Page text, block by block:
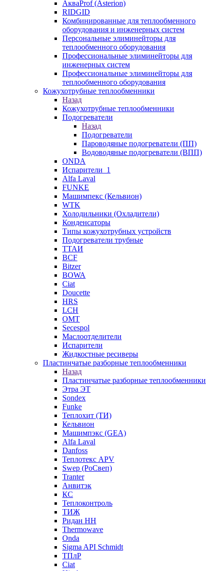
АкваProf (Asterion)
RIDGID
Комбинированные для теплообменного
оборудования и инженерных систем
Персональные элиминейторы для
теплообменного оборудования
Профессиональные элиминейторы для
инженерных систем
Профессиональные элиминейторы для
теплообменного оборудования
Кожухотрубные теплообменники
Назад
Кожухотрубные теплообменники
Подогреватели
Назад
Подогреватели
Пароводяные подогреватели (ПП)
Водоводяные подогреватели (ВПП)
ONDA
Испарители_1
Alfa Laval
FUNKE
Машимпекс (Кельвион)
WTK
Холодильники (Охладители)
Конденсаторы
Типы кожухотрубных устройств
Подогреватели трубные
ТТАИ
BCF
Bitzer
BOWA
Ciat
Doucette
HRS
LCH
OMT
Secespol
Маслоотделители
Испарители
Жидкостные ресиверы
Пластинчатые разборные теплообменники
Назад
Пластинчатые разборные теплообменники
Этра ЭТ
Sondex
Funke
Теплохит (ТИ)
Кельвион
Машимпэкс (GEA)
Alfa Laval
Danfoss
Теплотекс APV
Swep (РоСвеп)
Tranter
Анвитэк
КС
Теплоконтроль
ТИЖ
Ридан НН
Thermowave
Onda
Sigma API Schmidt
ТПлР
Ciat